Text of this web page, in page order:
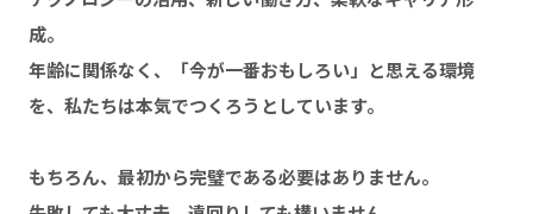
成。
年齢に関係なく、「今が一番おもしろい」と思える環境
を、私たちは本気でつくろうとしています。
もちろん、最初から完璧である必要はありません。